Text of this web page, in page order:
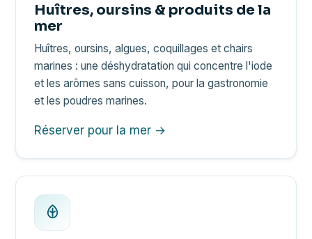
Huîtres, oursins & produits de la
mer
Huîtres, oursins, algues, coquillages et chairs
marines : une déshydratation qui concentre l'iode
et les arômes sans cuisson, pour la gastronomie
et les poudres marines.
Réserver pour la mer →